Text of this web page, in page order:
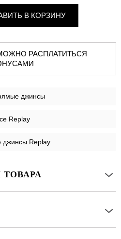
В КОРЗИНУ
джинсы
Replay
Replay
ТОВАРА